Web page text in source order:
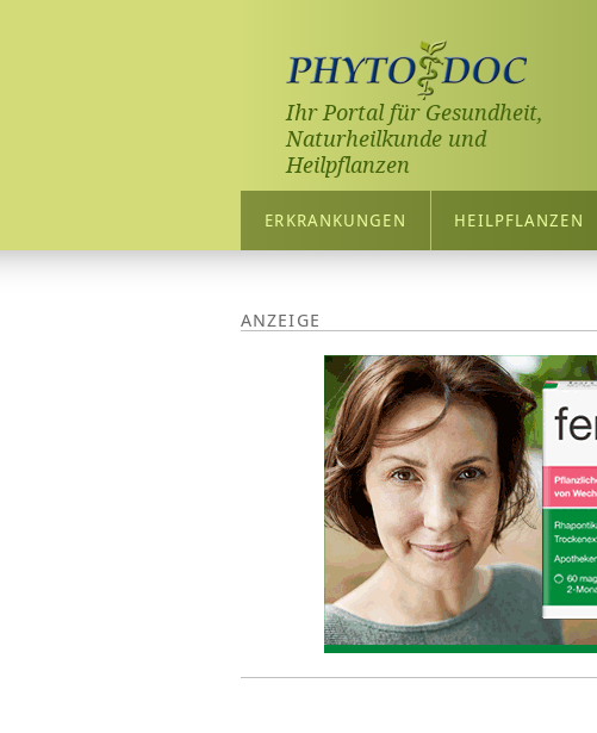
Ihr Portal für Gesundheit,
Naturheilkunde und
Heilpflanzen
ERKRANKUNGEN HEILPFLANZEN